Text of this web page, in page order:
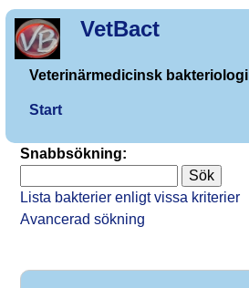
VetBact
Veterinärmedicinsk bakteriologi
Start
Snabbsökning:
Lista bakterier enligt vissa kriterier
Avancerad sökning